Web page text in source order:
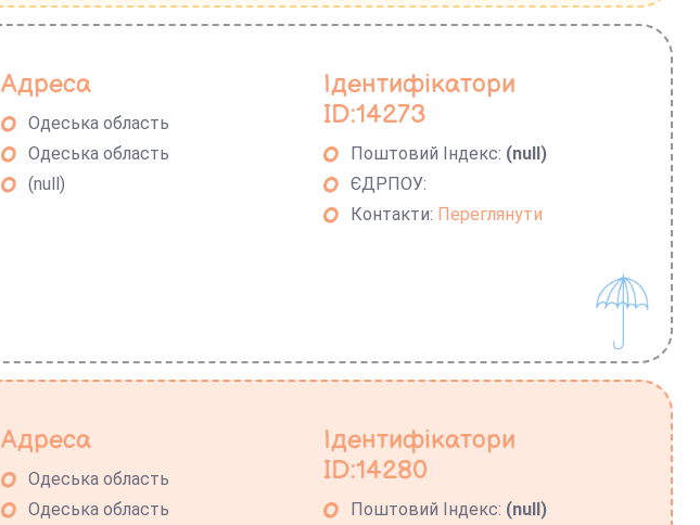
Адреса
Одеська область
Одеська область
(null)
Ідентифікатори
ID:14273
Поштовий Індекс: (null)
ЄДРПОУ:
Контакти: Переглянути
Адреса
Одеська область
Одеська область
Ідентифікатори
ID:14280
Поштовий Індекс: (null)